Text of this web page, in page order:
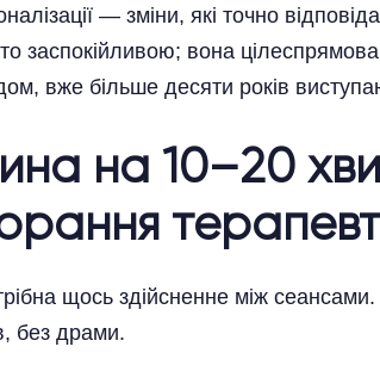
— зміни, які точно
заспокійливою; вона
вже більше десяти років
на 10–20
щось здійсненне між
без драми.